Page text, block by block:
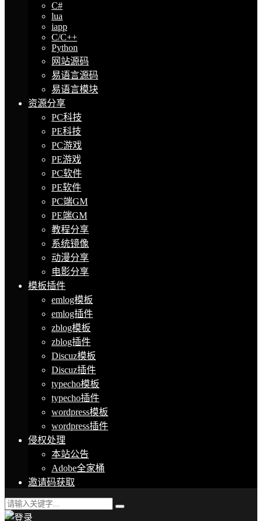
C#
lua
iapp
C/C++
Python
网站源码
易语言源码
易语言模块
资源分享
PC科技
PE科技
PC游戏
PE游戏
PC软件
PE软件
PC端GM
PE端GM
教程分享
系统镜像
动漫分享
电影分享
模板插件
emlog模板
emlog插件
zblog模板
zblog插件
Discuz模板
Discuz插件
typecho模板
typecho插件
wordpress模板
wordpress插件
侵权处理
本站公告
Adobe全家桶
邀请码获取